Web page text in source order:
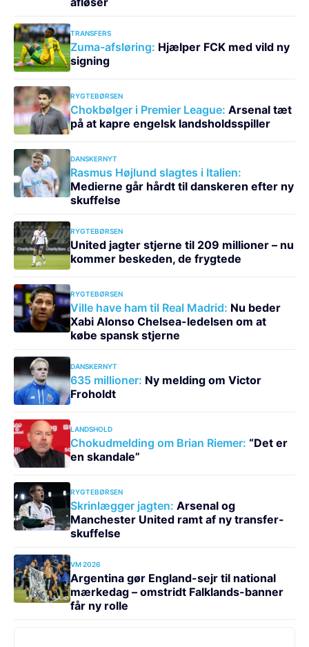
TRANSFERS
Zuma-afsløring: Hjælper FCK med vild ny
signing
RYGTEBØRSEN
Chokbølger i Premier League: Arsenal tæt
på at kapre engelsk landsholdsspiller
DANSKERNYT
Rasmus Højlund slagtes i Italien:
Medierne går hårdt til danskeren efter ny
skuffelse
RYGTEBØRSEN
United jagter stjerne til 209 millioner – nu
kommer beskeden, de frygtede
RYGTEBØRSEN
Ville have ham til Real Madrid: Nu beder
Xabi Alonso Chelsea-ledelsen om at
købe spansk stjerne
DANSKERNYT
635 millioner: Ny melding om Victor
Froholdt
LANDSHOLD
Chokudmelding om Brian Riemer: “Det er
en skandale”
RYGTEBØRSEN
Skrinlægger jagten: Arsenal og
Manchester United ramt af ny transfer-
skuffelse
VM 2026
Argentina gør England-sejr til national
mærkedag – omstridt Falklands-banner
får ny rolle